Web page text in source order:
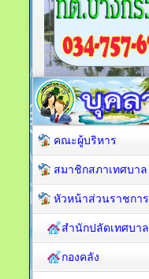
คณะผู้บริหาร
สมาชิกสภาเทศบาล
หัวหน้าส่วนราชการ
สำนักปลัดเทศบาล
กองคลัง